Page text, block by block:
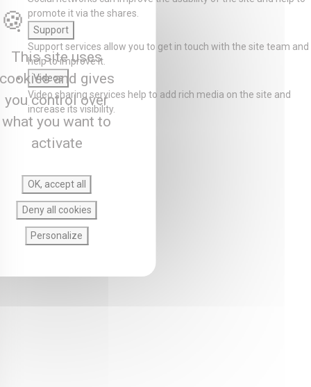
promote it via the shares.
Support
Support services allow you to get in touch with the site team and
help to improve it.
Videos
Video sharing services help to add rich media on the site and
increase its visibility.
This site uses
and gives
you control over
what you want to
activate
OK, accept all
Deny all cookies
Personalize